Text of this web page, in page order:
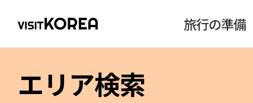
旅行の準備
エリア検索